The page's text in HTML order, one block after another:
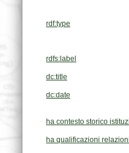
rdf:type
rdfs:label
dc:title
dc:date
ha contesto storico
ha qualificazioni